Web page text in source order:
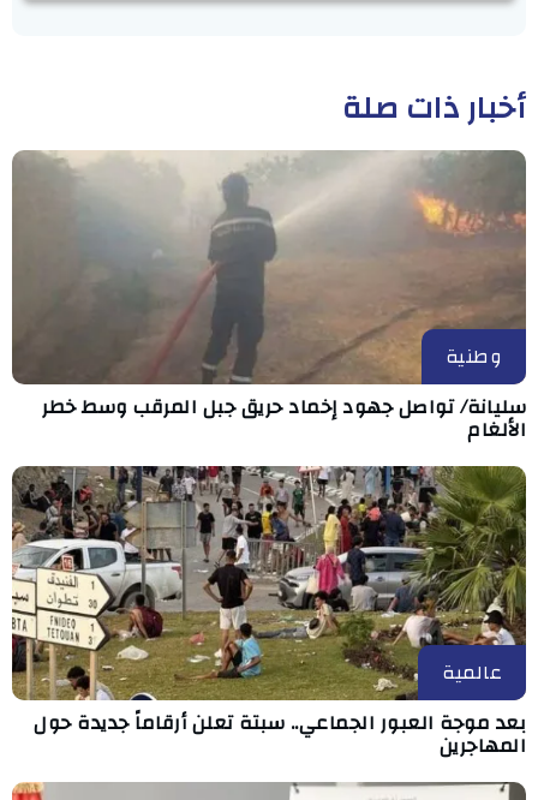
أخبار ذات صلة
وطنية
سليانة/ تواصل جهود إخماد حريق جبل المرقب وسط خطر
الألغام
عالمية
بعد موجة العبور الجماعي.. سبتة تعلن أرقاماً جديدة حول
المهاجرين